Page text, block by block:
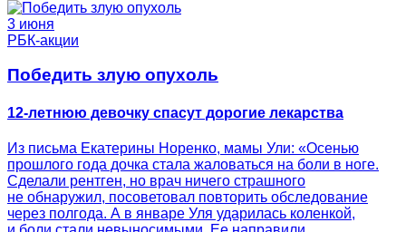
3 июня
РБК-акции
Победить злую опухоль
12-летнюю девочку спасут дорогие лекарства
Из письма Екатерины Норенко, мамы Ули: «Осенью
прошлого года дочка стала жаловаться на боли в ноге.
Сделали рентген, но врач ничего страшного
не обнаружил, посоветовал повторить обследование
через полгода. А в январе Уля ударилась коленкой,